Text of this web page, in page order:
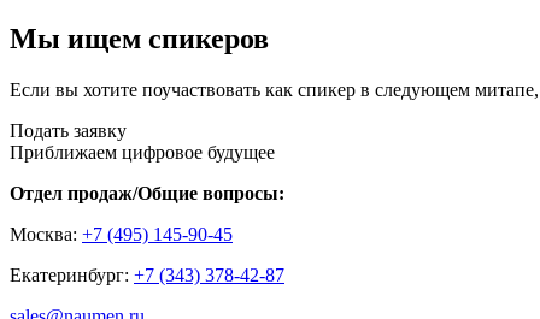
Мы ищем спикеров
Если вы хотите поучаствовать как спикер в следующем
Подать заявку
Приближаем цифровое будущее
Отдел продаж/Общие вопросы:
Москва: +7 (495) 145-90-45
Екатеринбург: +7 (343) 378-42-87